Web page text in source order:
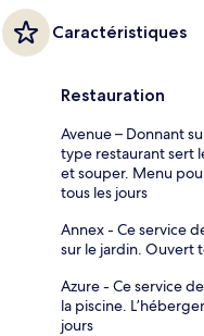
Caractéristiques
Restauration
Avenue – Donnant
type restaurant sert
et souper. Menu
tous les jours
Annex - Ce service
sur le jardin. Ouvert
Azure - Ce service
la piscine.
jours